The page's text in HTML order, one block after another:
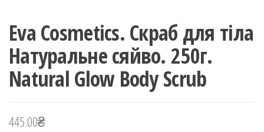
Eva Cosmetics. Скраб для тіла
Натуральне сяйво. 250г.
Natural Glow Body Scrub
445.00₴